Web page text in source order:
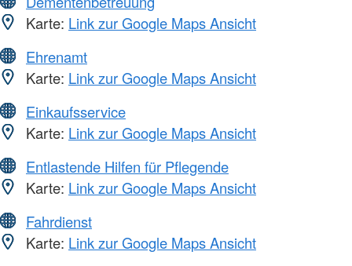
Karte: Link zur Google Maps Ansicht
Ehrenamt
Karte: Link zur Google Maps Ansicht
Einkaufsservice
Karte: Link zur Google Maps Ansicht
Entlastende Hilfen für Pflegende
Karte: Link zur Google Maps Ansicht
Fahrdienst
Karte: Link zur Google Maps Ansicht